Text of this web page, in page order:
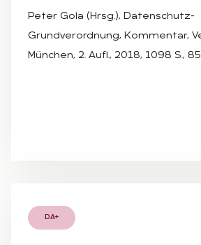
Peter Gola (Hrsg.), Datenschutz-
Grundverordnung, Kommentar,
München, 2. Aufl., 2018, 1098 S.,
DA+